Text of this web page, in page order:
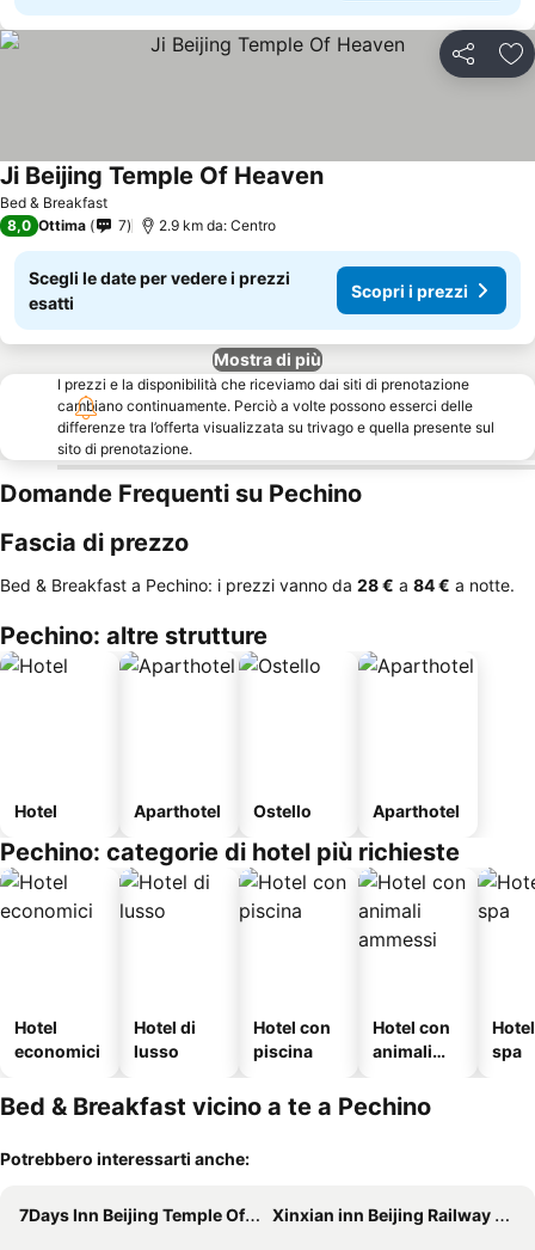
Condividi
Bed & Breakfast
Ji Beijing Temple Of Heaven
8,0 Ottima 7 2.9 km da: Centro
Scegli le date per vedere i prezzi
esatti
Scopri i prezzi
Mostra di più
I prezzi e la disponibilità che riceviamo dai siti di prenotazione
cambiano continuamente. Perciò a volte possono esserci delle
differenze tra l’offerta visualizzata su trivago e quella presente sul
sito di prenotazione.
Domande Frequenti su Pechino
Fascia di prezzo
Bed & Breakfast a Pechino: i prezzi vanno da ‎28 € a ‎84 € a notte.
Pechino: altre strutture
Hotel Aparthotel Ostello Aparthotel
Pechino: categorie di hotel più richieste
Hotel
economici
Hotel di
lusso
Hotel con
piscina
Hotel con
animali
spa
Bed & Breakfast vicino a te a Pechino
Potrebbero interessarti anche:
7Days Inn Beijing Temple Of Heaven East Gate Xinxian inn Beijing Railway Station